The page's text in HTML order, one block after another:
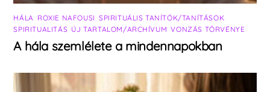
HÁLA ROXIE NAFOUSI SPIRITUÁLIS TANÍTÓK/TANÍTÁSOK
SPIRITUALITÁS ÚJ TARTALOM/ARCHÍVUM ,VONZÁS TÖRVÉNYE
A hála szemlélete a mindennapokban